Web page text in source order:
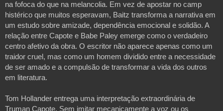
na fofoca do que na melancolia. Em vez de apostar no camp
histérico que muitos esperavam, Baitz transforma a narrativa em
um estudo sobre amizade, dependência emocional e solidão. A
relação entre Capote e Babe Paley emerge como o verdadeiro
centro afetivo da obra. O escritor não aparece apenas como um
traidor cruel, mas como um homem dividido entre a necessidade
de ser amado e a compulsão de transformar a vida dos outros
em literatura.
Tom Hollander entrega uma interpretação extraordinária de
Truman Capote. Sem imitar mecanicamente a voz ou os